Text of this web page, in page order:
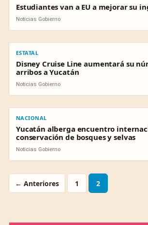
Estudiantes van a EU a mejorar su
Noticias Gobierno
ESTATAL
Disney Cruise Line aumentará su
arribos a Yucatán
Noticias Gobierno
NACIONAL
Yucatán alberga encuentro
conservación de bosques y selvas
Noticias Gobierno
← Anteriores 1 2